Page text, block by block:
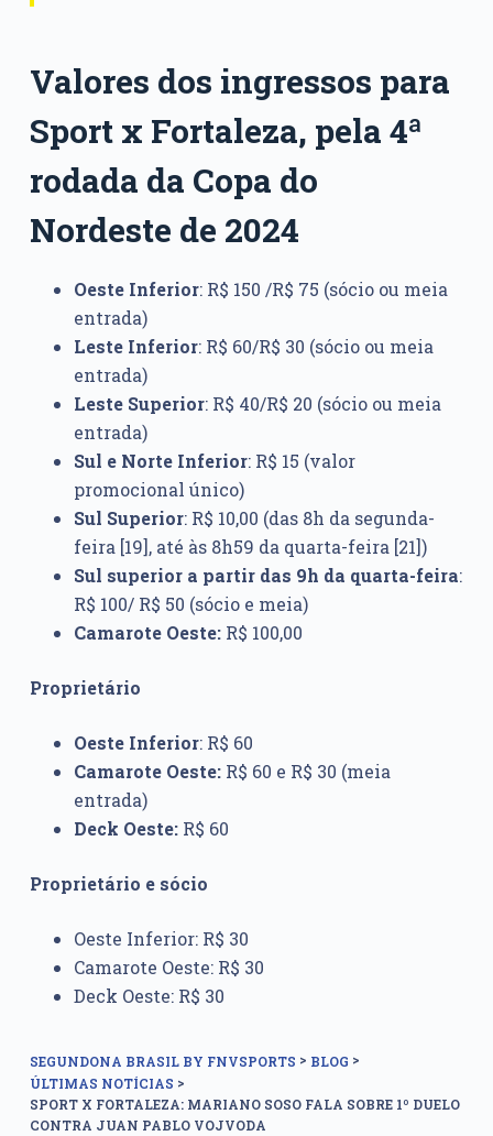
Valores dos ingressos para
Sport x Fortaleza, pela 4ª
rodada da Copa do
Nordeste de 2024
Oeste Inferior: R$ 150 /R$ 75 (sócio ou meia
entrada)
Leste Inferior: R$ 60/R$ 30 (sócio ou meia
entrada)
Leste Superior: R$ 40/R$ 20 (sócio ou meia
entrada)
Sul e Norte Inferior: R$ 15 (valor
promocional único)
Sul Superior: R$ 10,00 (das 8h da segunda-
feira [19], até às 8h59 da quarta-feira [21])
Sul superior a partir das 9h da quarta-feira:
R$ 100/ R$ 50 (sócio e meia)
Camarote Oeste:R$ 100,00
Proprietário
Oeste Inferior: R$ 60
Camarote Oeste:R$ 60 e R$ 30 (meia
entrada)
Deck Oeste:R$ 60
Proprietário e sócio
Oeste Inferior: R$ 30
Camarote Oeste: R$ 30
Deck Oeste: R$ 30
SEGUNDONA BRASIL BY FNVSPORTS > BLOG >
ÚLTIMAS NOTÍCIAS >
SPORT X FORTALEZA: MARIANO SOSO FALA SOBRE 1º DUELO
CONTRA JUAN PABLO VOJVODA